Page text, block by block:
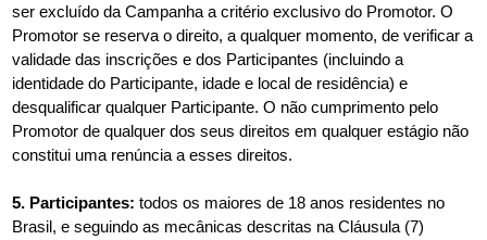
ser excluído da Campanha a critério exclusivo do Promotor. O
Promotor se reserva o direito, a qualquer momento, de verificar a
validade das inscrições e dos Participantes (incluindo a
identidade do Participante, idade e local de residência) e
desqualificar qualquer Participante. O não cumprimento pelo
Promotor de qualquer dos seus direitos em qualquer estágio não
constitui uma renúncia a esses direitos.
5. Participantes: todos os maiores de 18 anos residentes no
Brasil, e seguindo as mecânicas descritas na Cláusula (7)